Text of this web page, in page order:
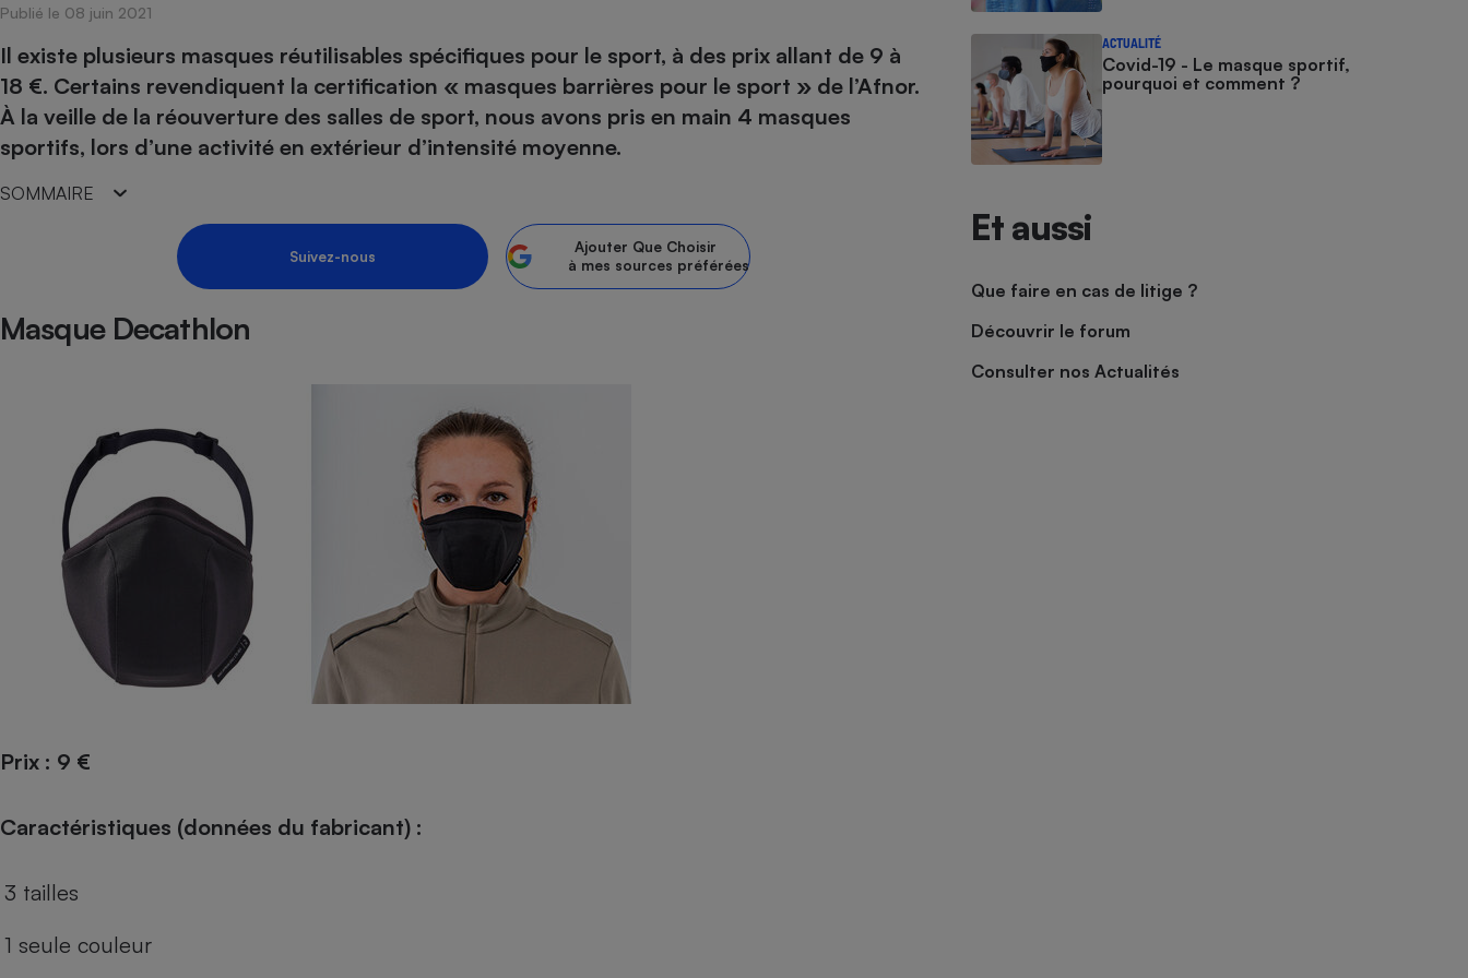
Publié le 08 juin 2021
Il existe plusieurs masques réutilisables spécifiques pour le sport, à des prix allant de 9 à
18 €. Certains revendiquent la certification « masques barrières pour le sport » de l’Afnor.
À la veille de la réouverture des salles de sport, nous avons pris en main 4 masques
sportifs, lors d’une activité en extérieur d’intensité moyenne.
SOMMAIRE
Suivez-nous
Ajouter Que Choisir
à mes sources préférées
Masque Decathlon
Prix : 9 €
Caractéristiques (données du fabricant) :
3 tailles
1 seule couleur
ACTUALITÉ
Covid-19 - Le masque sportif,
pourquoi et comment ?
Et aussi
Que faire en cas de litige ?
Découvrir le forum
Consulter nos Actualités
Complément
alimentaire
Foie gras
Champagne - Comment choisir une
Gros électroménager
Petit électroménager - Ustensile
Plaque de cuisson à
induction
Climatiseur -
Téléphonie
Téléphone mobile -
Smartphone
Poêle à granulés
Radiateur électrique
Mutuelle Aide auditive